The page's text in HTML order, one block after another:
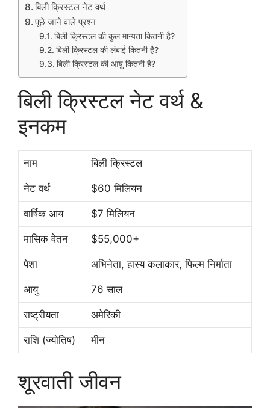
बिली क्रिस्टल नेट वर्थ
पूछे जाने वाले प्रश्न
बिली क्रिस्टल की कुल मान्यता कितनी है?
बिली क्रिस्टल की लंबाई कितनी है?
बिली क्रिस्टल की आयु कितनी है?
बिली क्रिस्टल नेट वर्थ &
इनकम
नाम बिली क्रिस्टल
नेट वर्थ $60 मिलियन
वार्षिक आय $7 मिलियन
मासिक वेतन $55,000+
पेशा अभिनेता, हास्य कलाकार, फिल्म निर्माता
आयु 76 साल
राष्ट्रीयता अमेरिकी
राशि (ज्योतिष) मीन
शूरवाती जीवन